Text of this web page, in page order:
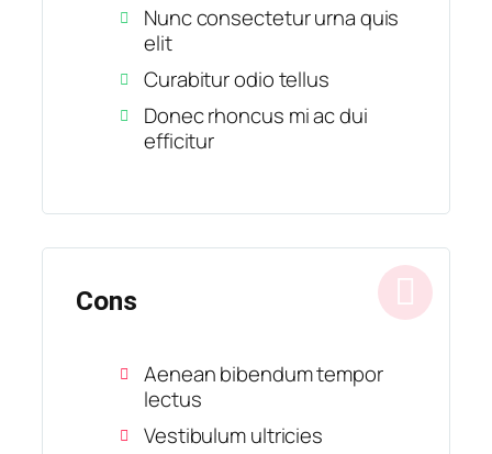
Nunc consectetur urna quis
elit
Curabitur odio tellus
Donec rhoncus mi ac dui
efficitur
Cons
Aenean bibendum tempor
lectus
Vestibulum ultricies